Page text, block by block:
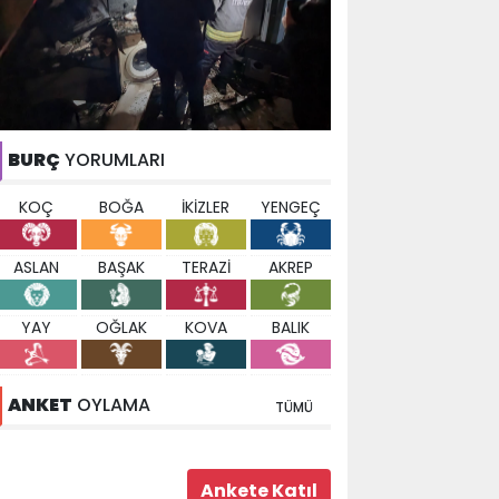
BURÇ YORUMLARI
KOÇ BOĞA İKİZLER YENGEÇ
ASLAN BAŞAK TERAZİ AKREP
YAY OĞLAK KOVA BALIK
ANKET OYLAMA TÜMÜ